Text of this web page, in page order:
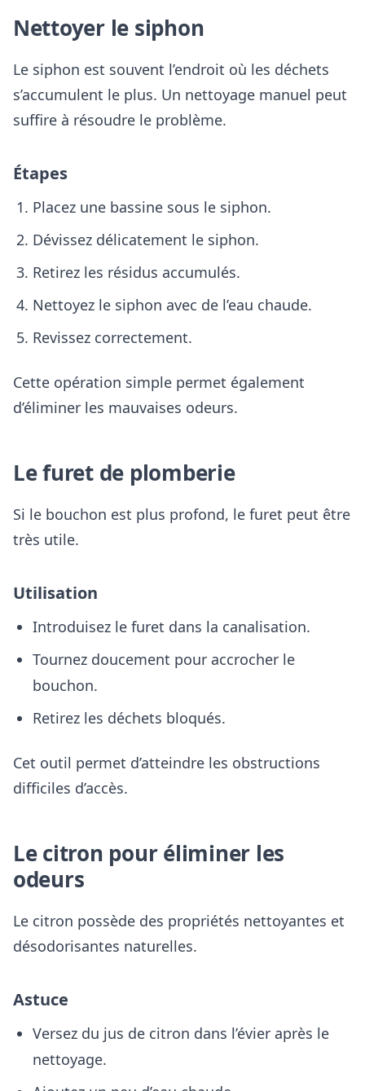
Nettoyer le siphon
Le siphon est souvent l’endroit où les déchets
s’accumulent le plus. Un nettoyage manuel peut
suffire à résoudre le problème.
Étapes
Placez une bassine sous le siphon.
Dévissez délicatement le siphon.
Retirez les résidus accumulés.
Nettoyez le siphon avec de l’eau chaude.
Revissez correctement.
Cette opération simple permet également
d’éliminer les mauvaises odeurs.
Le furet de plomberie
Si le bouchon est plus profond, le furet peut être
très utile.
Utilisation
Introduisez le furet dans la canalisation.
Tournez doucement pour accrocher le
bouchon.
Retirez les déchets bloqués.
Cet outil permet d’atteindre les obstructions
difficiles d’accès.
Le citron pour éliminer les
odeurs
Le citron possède des propriétés nettoyantes et
désodorisantes naturelles.
Astuce
Versez du jus de citron dans l’évier après le
nettoyage.